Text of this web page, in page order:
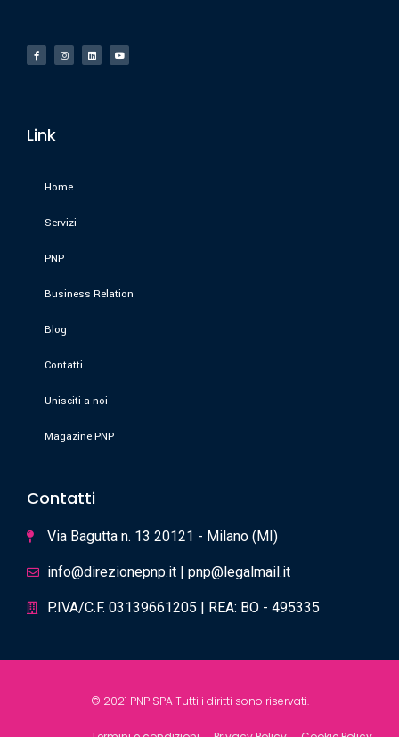
Link
Home
Servizi
PNP
Business Relation
Blog
Contatti
Unisciti a noi
Magazine PNP
Contatti
Via Bagutta n. 13 20121 - Milano (MI)
info@direzionepnp.it | pnp@legalmail.it
P.IVA/C.F. 03139661205 | REA: BO - 495335
© 2021 PNP SPA Tutti i diritti sono riservati.